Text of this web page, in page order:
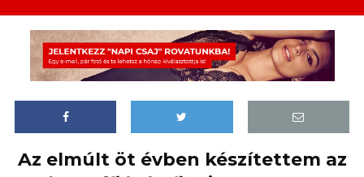
Az elmúlt öt évben készítettem az